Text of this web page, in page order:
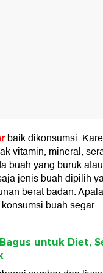
baik dikonsumsi.
vitamin, mineral,
buah yang buruk
jenis buah dipilih
berat badan.
buah segar.
untuk Diet,